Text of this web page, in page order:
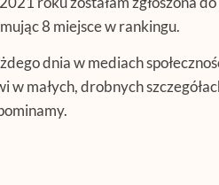
8 miejsce w rankingu.
dnia w mediach
w małych, drobnych